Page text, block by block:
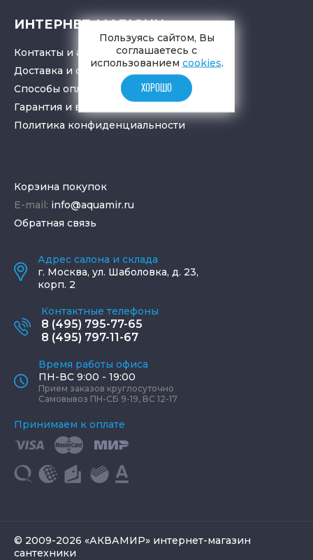
ИНТЕРНЕТ-МАГАЗИН
Контакты и адрес
Доставка и самовывоз
Способы оплаты
Гарантия и возврат товара
Политика конфиденциальности
Корзина покупок
E-mail: info@aquamir.ru
Обратная связь
Адрес салона и склада
г. Москва, ул. Шаболовка, д. 23,
корп. 2
Контактные телефоны
8 (495) 795-77-65
8 (495) 797-11-67
Время работы офиса
ПН-ВС 9:00 - 19:00
Прием заказов круглосуточно
Самовывоз ПН-СБ 9-19, ВС 12-17
Принимаем к оплате
© 2009-2026 «АКВАМИР» интернет-магазин
сантехники
Пользуясь сайтом, Вы
соглашаетесь с
использованием cookies.
ХОРОШО